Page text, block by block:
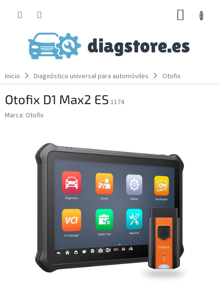
CESTA
Inicio Diagnóstico universal para automóviles Otofix
Otofix D1 Max2 ES 1174
Marca: Otofix